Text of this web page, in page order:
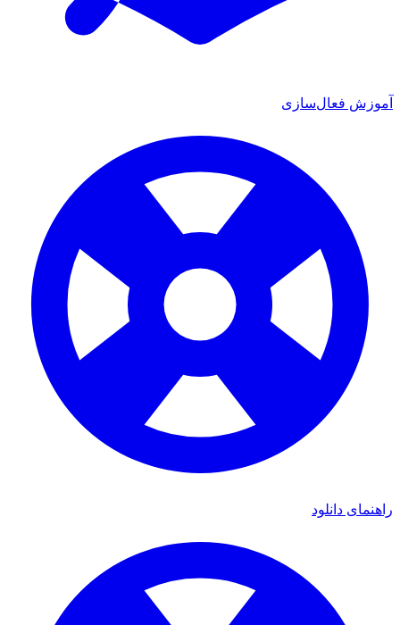
فعال‌سازی
دانلود